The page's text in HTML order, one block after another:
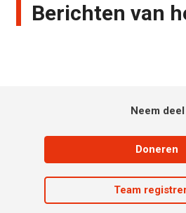
Berichten van
Neem deel
Doneren
Team